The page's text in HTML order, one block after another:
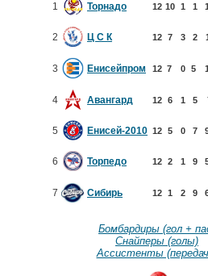
1 Торнадо 12 10 1 1
2 Ц С К 12 7 3 2
3 Енисейпром 12 7 0 5
4 Авангард 12 6 1 5
5 Енисей-2010 12 5 0 7
6 Торпедо 12 2 1 9
7 Сибирь 12 1 2 9
Бомбардиры (гол +
Снайперы (голы)
Ассистенты